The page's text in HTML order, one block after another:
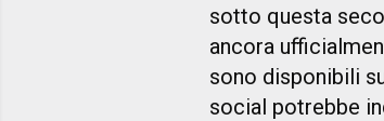
sotto questa
ancora
sono disponibili
social potrebbe